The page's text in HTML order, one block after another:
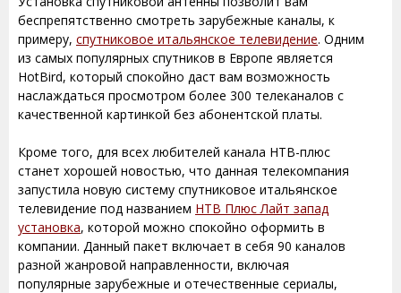
беспрепятственно смотреть зарубежные каналы, к
примеру, спутниковое итальянское телевидение. Одним
из самых популярных спутников в Европе является
HotBird, который спокойно даст вам возможность
наслаждаться просмотром более 300 телеканалов с
качественной картинкой без абонентской платы.
Кроме того, для всех любителей канала НТВ-плюс
станет хорошей новостью, что данная телекомпания
запустила новую систему спутниковое итальянское
телевидение под названием НТВ Плюс Лайт запад
установка, которой можно спокойно оформить в
компании. Данный пакет включает в себя 90 каналов
разной жанровой направленности, включая
популярные зарубежные и отечественные сериалы,